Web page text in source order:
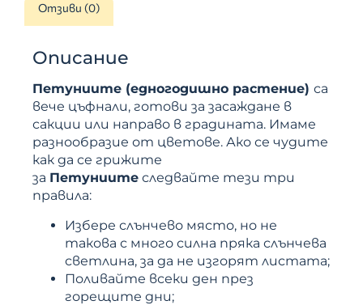
Отзиви (0)
Описание
Петуниите (едногодишно растение) са
вече цъфнали, готови за засаждане в
сакции или направо в градината. Имаме
разнообразие от цветове. Ако се чудите
как да се грижите
за Петуниите следвайте тези три
правила:
Избере слънчево място, но не
такова с много силна пряка слънчева
светлина, за да не изгорят листата;
Поливайте всеки ден през
горещите дни;